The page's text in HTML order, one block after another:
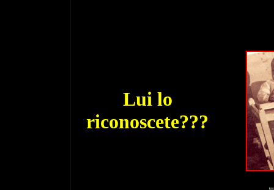
Lui lo
riconoscete???